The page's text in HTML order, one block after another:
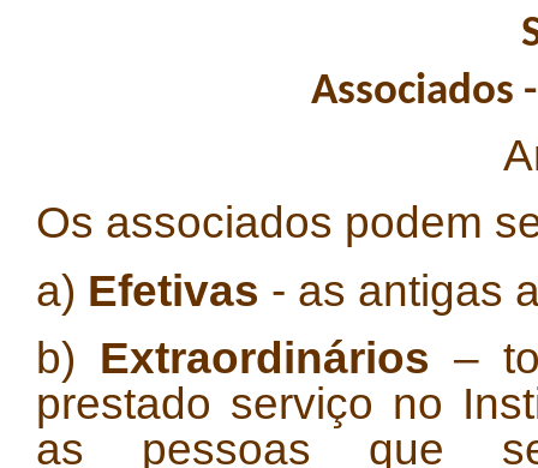
Associados
Os associados podem
a) Efetivas - as antigas
b) Extraordinários –
prestado serviço no
as pessoas que